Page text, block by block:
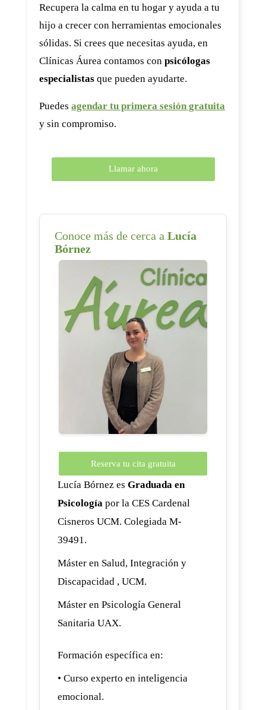
Recupera la calma en tu hogar y ayuda a tu
hijo a crecer con herramientas emocionales
sólidas. Si crees que necesitas ayuda, en
Clínicas Áurea contamos con psicólogas
especialistas que pueden ayudarte.
Puedes agendar tu primera sesión gratuita
y sin compromiso.
Llamar ahora
Conoce más de cerca a Lucía
Bórnez
Reserva tu cita gratuita
Lucía Bórnez es Graduada en
Psicología por la CES Cardenal
Cisneros UCM. Colegiada M-
39491.
Máster en Salud, Integración y
Discapacidad , UCM.
Máster en Psicología General
Sanitaria UAX.
Formación específica en:
• Curso experto en inteligencia
emocional.